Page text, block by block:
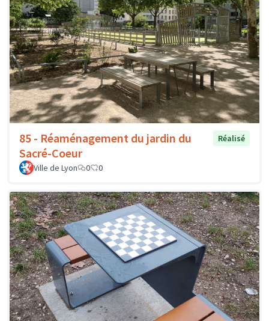
85 - Réaménagement du jardin du
Sacré-Coeur
Réalisé
Ville de Lyon 0 0